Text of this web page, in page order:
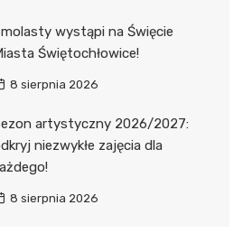
wystąpi na Święcie
Świętochłowice!
8 sierpnia 2026
artystyczny 2026/2027:
niezwykłe zajęcia dla
8 sierpnia 2026